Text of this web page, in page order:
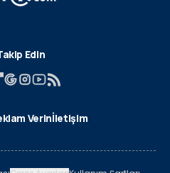
Edin
Verinİletişim